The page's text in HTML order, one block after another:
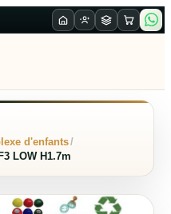
d'enfants
LOW H1.7m